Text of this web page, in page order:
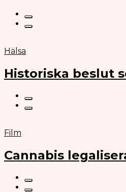
Hälsa
Historiska beslut
Film
Cannabis